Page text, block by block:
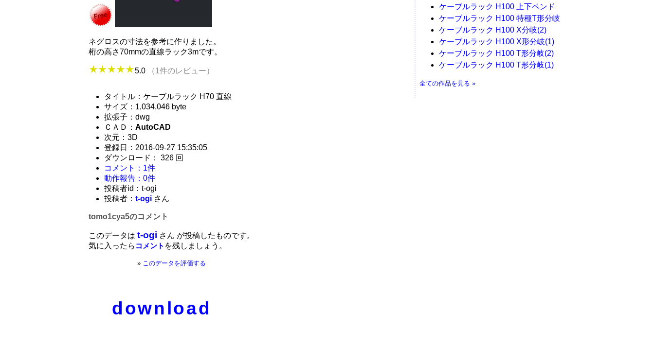
ネグロスの寸法を参考に作りました。
桁の高さ70mmの直線ラック3mです。
5.0 （1件のレビュー）
タイトル：ケーブルラック H70 直線
サイズ：1,034,046 byte
拡張子：dwg
ＣＡＤ： AutoCAD
次元：3D
登録日：2016-09-27 15:35:05
ダウンロード： 326 回
コメント：1件
動作報告：0件
投稿者id：t-ogi
投稿者： t-ogi さん
tomo1cya5のコメント
このデータは t-ogi さん が投稿したものです。
気に入ったら コメント を残しましょう。
» このデータを評価する
download
ケーブルラック H100 上下ベンド
ケーブルラック H100 特種T形分岐
ケーブルラック H100 X分岐(2)
ケーブルラック H100 X形分岐(1)
ケーブルラック H100 T形分岐(2)
ケーブルラック H100 T形分岐(1)
全ての作品を見る »